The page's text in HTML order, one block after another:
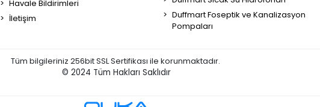
Havale Bildirimleri
İletişim
Duffmart Foseptik ve Kanalizasyon
Pompaları
Tüm bilgileriniz 256bit SSL Sertifikası ile korunmaktadır.
© 2024 Tüm Hakları Saklıdır